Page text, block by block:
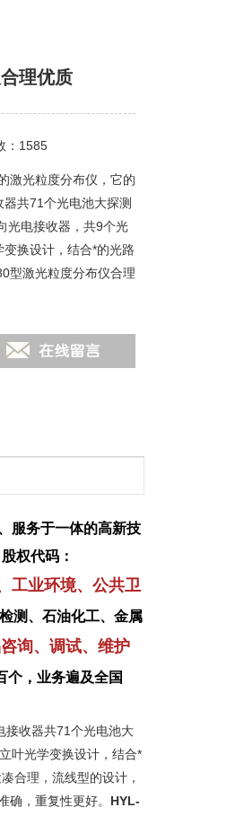
理优质
：1585
激光粒度分布仪，它的
共71个光电池大探测
光电接收器，共9个光
换设计，结合*的光路
型激光粒度分布仪合理
服务于一体的高新技
权代码：
工业环境、公共卫
测、石油化工、金属
询、调试、维护
个，业务遍及全国
接收器共71个光电池大
叶光学变换设计，结合*
合理，流线型的设计，
，重复性更好。 HYL-